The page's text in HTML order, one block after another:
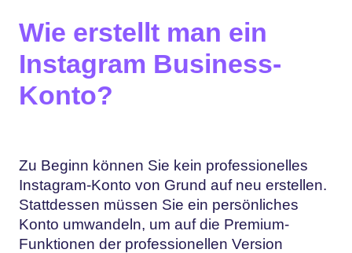
Wie erstellt man ein
Instagram Business-
Konto?
Zu Beginn können Sie kein professionelles
Instagram-Konto von Grund auf neu erstellen.
Stattdessen müssen Sie ein persönliches
Konto umwandeln, um auf die Premium-
Funktionen der professionellen Version